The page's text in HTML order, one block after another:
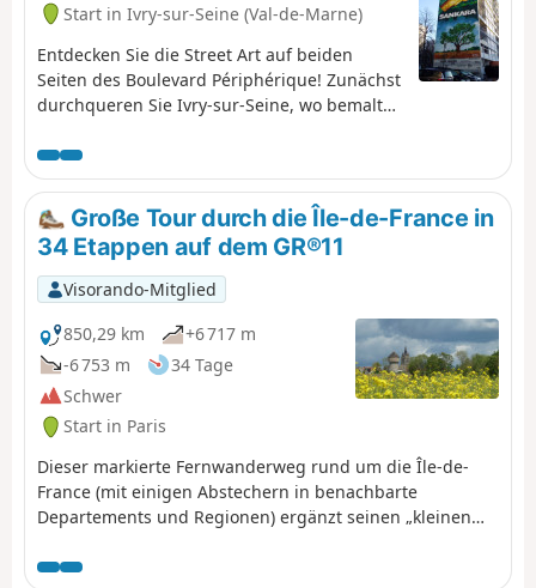
Start in Ivry-sur-Seine (Val-de-Marne)
Entdecken Sie die Street Art auf beiden
Seiten des Boulevard Périphérique! Zunächst
durchqueren Sie Ivry-sur-Seine, wo bemalte
deutlich älterem Kulturerbe abwechseln.
Anschließend schlendern Sie durch das
Viertel Rive Gauche im 13. Arrondissement
von Paris, das derzeit umfassend renoviert
wird und in dem Wandmalereien und
moderne Architektur auf ein interessantes
industrielles Erbe treffen.
Große Tour durch die Île-de-France in
34 Etappen auf dem GR®11
Visorando-Mitglied
850,29 km
+6 717 m
-6 753 m
34 Tage
Schwer
Start in Paris
Dieser markierte Fernwanderweg rund um die Île-de-
France (mit einigen Abstechern in benachbarte
Departements und Regionen) ergänzt seinen „kleinen
bildet, deren Radius in der Regel etwas größer ist. Er